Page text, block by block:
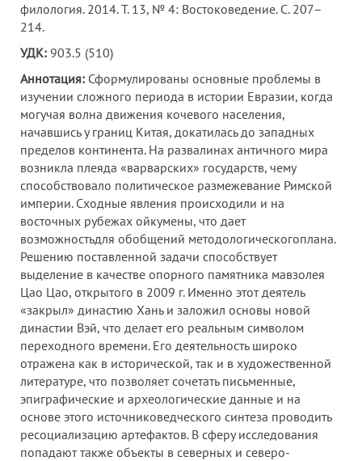
филология. 2014. Т. 13, № 4: Востоковедение. С. 207–
214.
УДК: 903.5 (510)
Аннотация: Сформулированы основные проблемы в
изучении сложного периода в истории Евразии, когда
могучая волна движения кочевого населения,
начавшись у границ Китая, докатилась до западных
пределов континента. На развалинах античного мира
возникла плеяда «варварских» государств, чему
способствовало политическое размежевание Римской
империи. Сходные явления происходили и на
восточных рубежах ойкумены, что дает
возможностьдля обобщений методологическогоплана.
Решению поставленной задачи способствует
выделение в качестве опорного памятника мавзолея
Цао Цао, открытого в 2009 г. Именно этот деятель
«закрыл» династию Хань и заложил основы новой
династии Вэй, что делает его реальным символом
переходного времени. Его деятельность широко
отражена как в исторической, так и в художественной
литературе, что позволяет сочетать письменные,
эпиграфические и археологические данные и на
основе этого источниковедческого синтеза проводить
ресоциализацию артефактов. В сферу исследования
попадают также объекты в северных и северо-